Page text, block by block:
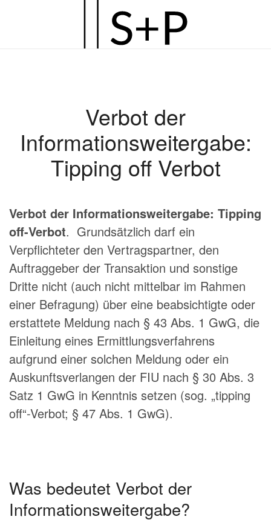
Hauptinhalt
Verbot der
Informationsweitergabe:
Tipping off Verbot
Verbot der Informationsweitergabe: Tipping
off-Verbot. Grundsätzlich darf ein
Verpflichteter den Vertragspartner, den
Auftraggeber der Transaktion und sonstige
Dritte nicht (auch nicht mittelbar im Rahmen
einer Befragung) über eine beabsichtigte oder
erstattete Meldung nach § 43 Abs. 1 GwG, die
Einleitung eines Ermittlungsverfahrens
aufgrund einer solchen Meldung oder ein
Auskunftsverlangen der FIU nach § 30 Abs. 3
Satz 1 GwG in Kenntnis setzen (sog. „tipping
off“-Verbot; § 47 Abs. 1 GwG).
Was bedeutet Verbot der
Informationsweitergabe?